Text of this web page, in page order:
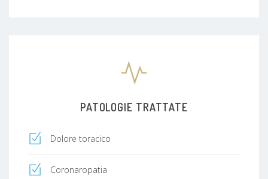
PATOLOGIE TRATTATE
Dolore toracico
Coronaropatia